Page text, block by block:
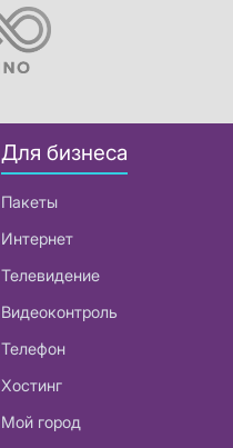
Для бизнеса
Пакеты
Интернет
Телевидение
Видеоконтроль
Телефон
Хостинг
Мой город